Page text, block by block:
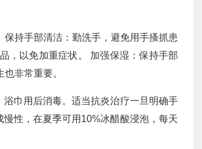
持手部清洁：勤洗手，避免用手搔抓患
，以免加重症状。 加强保湿：保持手部
非常重要。
巾用后消毒。适当抗炎治疗一旦明确手
性，在夏季可用10%冰醋酸浸泡，每天